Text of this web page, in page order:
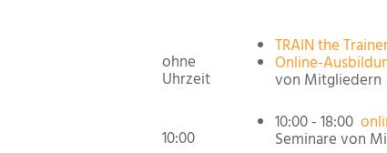
ohne
Uhrzeit
TRAIN the
Online-
von Mitgliedern
10:00
10:00 - 18:00
Seminare von